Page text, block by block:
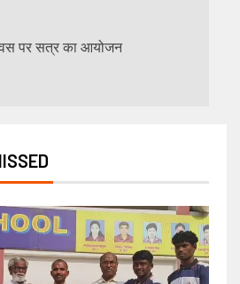
पर सत्र का आयोजन